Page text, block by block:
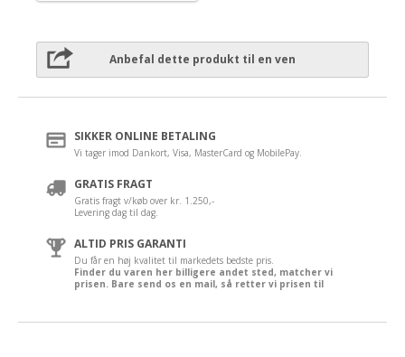
Anbefal dette produkt til en ven
SIKKER ONLINE BETALING
Vi tager imod Dankort, Visa, MasterCard og MobilePay.
GRATIS FRAGT
Gratis fragt v/køb over kr. 1.250,-
Levering dag til dag.
ALTID PRIS GARANTI
Du får en høj kvalitet til markedets bedste pris.
Finder du varen her billigere andet sted, matcher vi
prisen. Bare send os en mail, så retter vi prisen til